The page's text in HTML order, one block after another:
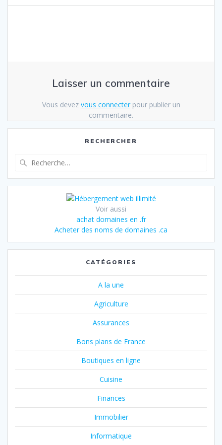
Laisser un commentaire
Vous devez vous connecterpour publier un
commentaire.
RECHERCHER
:
Voir aussi
achat domaines en .fr
Acheter des noms de domaines .ca
CATÉGORIES
A la une
Agriculture
Assurances
Bons plans de France
Boutiques en ligne
Cuisine
Finances
Immobilier
Informatique